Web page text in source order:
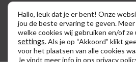
Hallo, leuk dat je er bent! Onze
jou de beste ervaring te geven.
welke cookies wij gebruiken en/of
settings.Als je op “Akkoord” klikt
voor het plaatsen van alle cookies
Je vindt meer info in ons privacy